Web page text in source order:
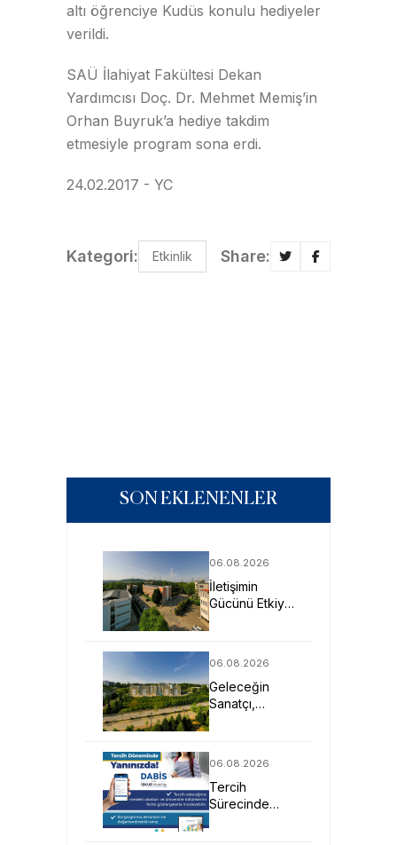
altı öğrenciye Kudüs konulu hediyeler
verildi.
SAÜ İlahiyat Fakültesi Dekan
Yardımcısı Doç. Dr. Mehmet Memiş’in
Orhan Buyruk’a hediye takdim
etmesiyle program sona erdi.
24.02.2017 - YC
Kategori: Etkinlik Share:
SON EKLENENLER
06.08.2026
İletişimin
Gücünü Etkiye
Yetişiyor
06.08.2026
Geleceğin
Sanatçı,
Fırsatı
06.08.2026
Tercih
Sürecinde